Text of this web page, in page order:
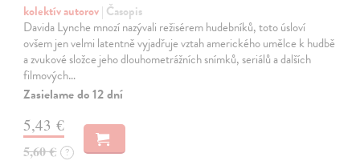
kolektív autorov| Časopis
Davida Lynche mnozí nazývali režisérem hudebníků, toto úsloví
ovšem jen velmi latentně vyjadřuje vztah amerického umělce k hudbě
a zvukové složce jeho dlouhometrážních snímků, seriálů a dalších
filmových…
Zasielame do 12 dní
5,43 €
5,60 € ?